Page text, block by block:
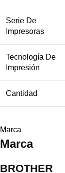
Serie De
Impresoras
Tecnología De
Impresión
Cantidad
Marca
Marca
BROTHER